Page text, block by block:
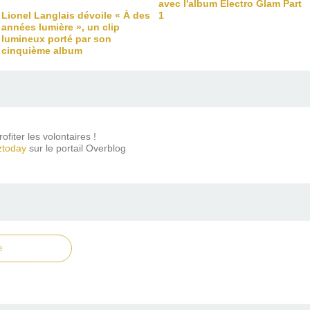
Lionel Langlais dévoile « À des
années lumière », un clip
lumineux porté par son
cinquième album
avec l'album Electro Glam Part
1
les volontaires !
sur le portail Overblog